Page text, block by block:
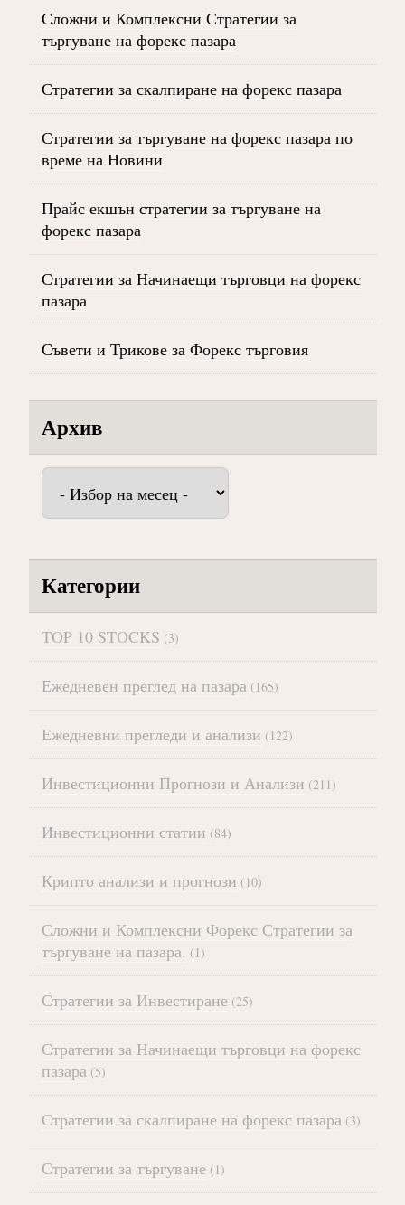
Сложни и Комплексни Стратегии за
търгуване на форекс пазара
Стратегии за скалпиране на форекс пазара
Стратегии за търгуване на форекс пазара по
време на Новини
Прайс екшън стратегии за търгуване на
форекс пазара
Стратегии за Начинаещи търговци на форекс
пазара
Съвети и Трикове за Форекс търговия
Архив
Архив
Категории
TOP 10 STOCKS (3)
Ежедневен преглед на пазара (165)
Ежедневни прегледи и анализи (122)
Инвестиционни Прогнози и Анализи (211)
Инвестиционни статии (84)
Крипто анализи и прогнози (10)
Сложни и Комплексни Форекс Стратегии за
търгуване на пазара. (1)
Стратегии за Инвестиране (25)
Стратегии за Начинаещи търговци на форекс
пазара (5)
Стратегии за скалпиране на форекс пазара (3)
Стратегии за търгуване (1)